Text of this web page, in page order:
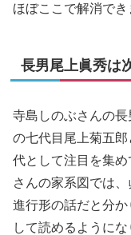
ほぼここで解消でき
長男尾上眞秀は
寺島しのぶさんの
の七代目尾上菊五
代として注目を集
さんの家系図では
進行形の話だと分
して読めるようにな